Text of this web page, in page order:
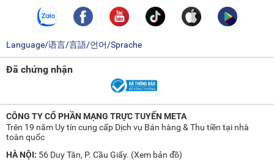
Language/语言/言語/언어/Sprache
Đã chứng nhận
CÔNG TY CỔ PHẦN MẠNG TRỰC TUYẾN META
Trên 19 năm Uy tín cung cấp Dịch vụ Bán hàng & Thu tiền tại nhà
toàn quốc
HÀ NỘI: 56 Duy Tân, P. Cầu Giấy. (Xem bản đồ)